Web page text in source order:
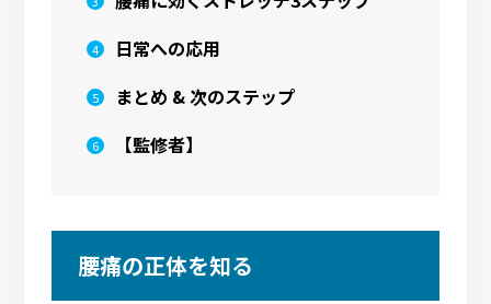
日常への応用
まとめ & 次のステップ
【監修者】
腰痛の正体を知る